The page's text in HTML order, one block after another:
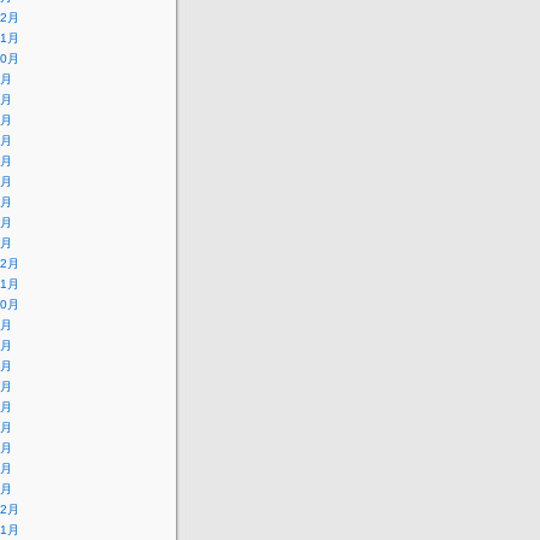
月
月
月
月
月
月
月
月